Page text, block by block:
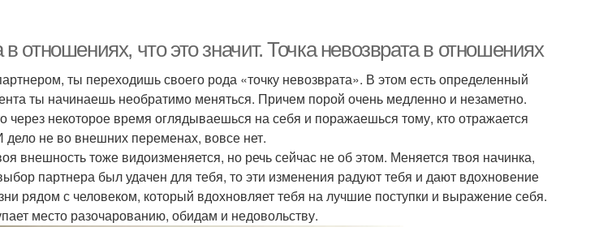
в отношениях, что это значит. Точка невозврата в отношениях
ты переходишь своего рода «точку невозврата». В этом есть определенный
ты начинаешь необратимо меняться. Причем порой очень медленно и незаметно.
через некоторое время оглядываешься на себя и поражаешься тому, кто отражается
дело не во внешних переменах, вовсе нет.
внешность тоже видоизменяется, но речь сейчас не об этом. Меняется твоя начинка,
партнера был удачен для тебя, то эти изменения радуют тебя и дают вдохновение
рядом с человеком, который вдохновляет тебя на лучшие поступки и выражение себя.
место разочарованию, обидам и недовольству.